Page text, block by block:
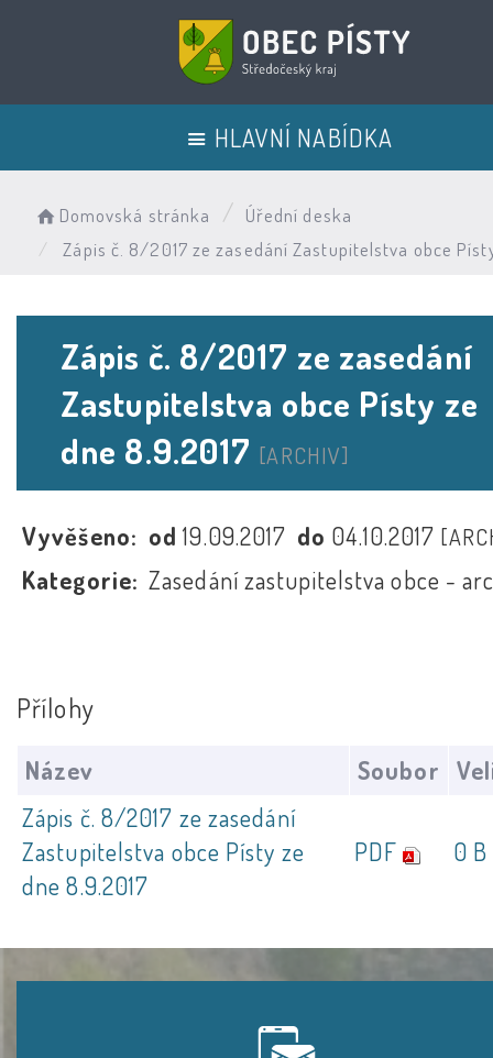
HLAVNÍ NABÍDKA
Domovská stránka
Úřední deska
Zápis č. 8/2017 ze zasedání Zastupitelstva obce
Zápis č. 8/2017 ze zasedání
Zastupitelstva obce Písty ze
dne 8.9.2017 [ARCHIV]
Vyvěšeno: od19.09.2017 do 04.10.2017
Kategorie: Zasedání zastupitelstva obce -
Přílohy
Název Soubor
Zápis č. 8/2017 ze zasedání
Zastupitelstva obce Písty ze
dne 8.9.2017
PDF 0 B